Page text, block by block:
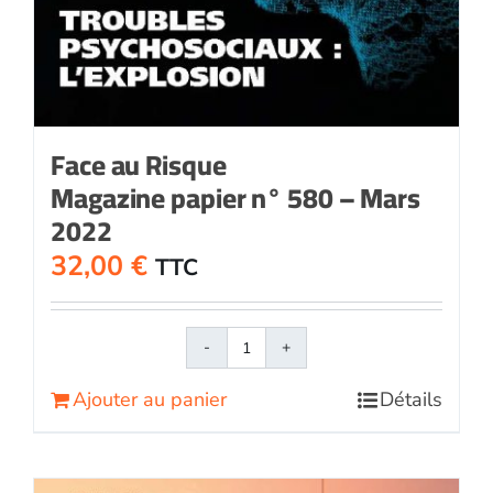
Face au Risque
Magazine papier n° 580 – Mars
2022
32,00 € TTC
quantité
papier
Ajouter au panier Détails